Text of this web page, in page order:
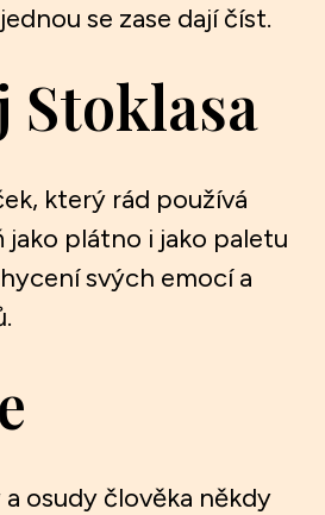
se zase dají číst.
Stoklasa
který rád používá
jako plátno i jako paletu
svých emocí a
osudy člověka někdy